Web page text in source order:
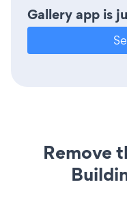
Gallery app is
Remove